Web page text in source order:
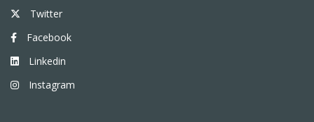
Twitter
Facebook
Linkedin
Instagram